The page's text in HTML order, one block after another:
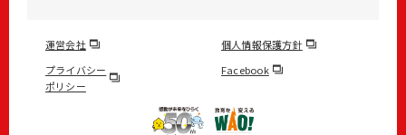
運営会社
個人情報保護方針
プライバシー
ポリシー
Facebook